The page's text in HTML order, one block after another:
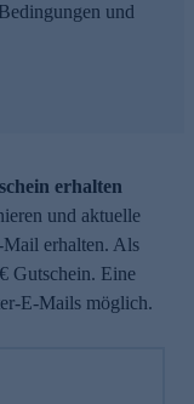
und
erhalten
und aktuelle
erhalten. Als
Gutschein. Eine
E-Mails möglich.